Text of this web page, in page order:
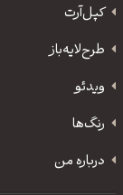
کپل‌آرت
طرح‌لایه‌باز
ویدئو
رنگ‌ها
درباره من